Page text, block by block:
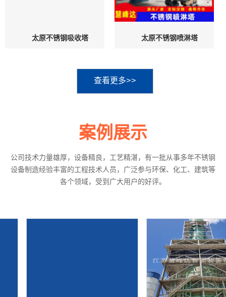
太原不锈钢吸收塔 太原不锈钢喷淋塔
查看更多>>
案例展示
公司技术力量雄厚，设备精良，工艺精湛，有一批从事多年不锈钢
设备制造经验丰富的工程技术人员，广泛参与环保、化工、建筑等
各个领域，受到广大用户的好评。